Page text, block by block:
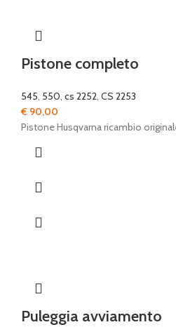
Pistone completo
545, 550, cs 2252, CS 2253
€ 90,00
Pistone Husqvarna ricambio
Puleggia avviamento